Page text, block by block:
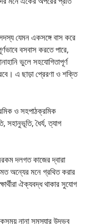
যেমন একসঙ্গে বাস করে
বসবাস করতে পারে,
ভুলে সহযােগিতাপূর্ণ
এ ছাড়া প্রেরণা ও শক্তি
ও সহপাঠক্রমিক
সহানুভূতি, ধৈর্য, ত্যাগ
দলগত কাজের দ্বারা
অন্যের মনে গ্রথিত করার
ঐক্যবদ্ধ থাকার সুযােগ
নানা সমস্যার উদ্ভব